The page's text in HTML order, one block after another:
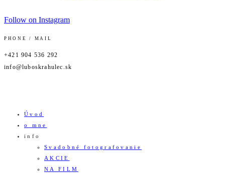
Follow on Instagram
PHONE / MAIL
+421 904 536 292
info@luboskrahulec.sk
Úvod
o mne
info
Svadobné fotografovanie
AKCIE
NA FILM